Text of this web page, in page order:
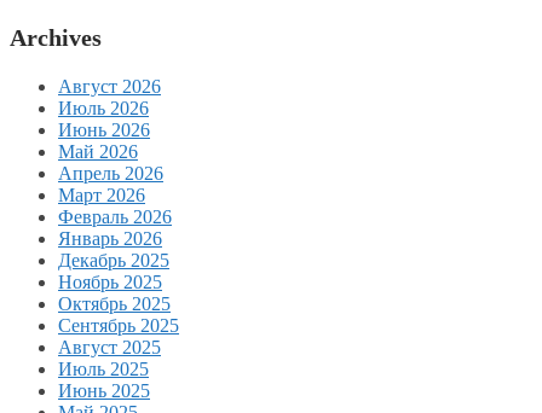
Archives
Август 2026
Июль 2026
Июнь 2026
Май 2026
Апрель 2026
Март 2026
Февраль 2026
Январь 2026
Декабрь 2025
Ноябрь 2025
Октябрь 2025
Сентябрь 2025
Август 2025
Июль 2025
Июнь 2025